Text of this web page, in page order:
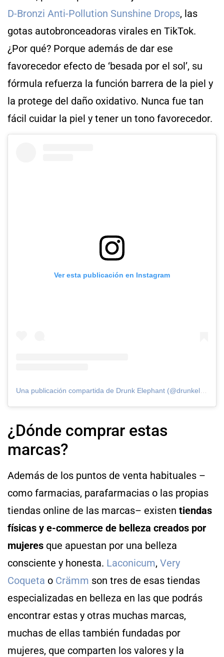
D-Bronzi Anti-Pollution Sunshine Drops, las
gotas autobronceadoras virales en TikTok.
¿Por qué? Porque además de dar ese
favorecedor efecto de ‘besada por el sol’, su
fórmula refuerza la función barrera de la piel y
la protege del daño oxidativo. Nunca fue tan
fácil cuidar la piel y tener un tono favorecedor.
Ver esta publicación en Instagram
¿Dónde comprar estas
marcas?
Además de los puntos de venta habituales –
como farmacias, parafarmacias o las propias
tiendas online de las marcas– existen tiendas
físicas y e-commerce de belleza creados por
mujeres que apuestan por una belleza
consciente y honesta. Laconicum, Very
Coqueta o Crämm son tres de esas tiendas
especializadas en belleza en las que podrás
encontrar estas y otras muchas marcas,
muchas de ellas también fundadas por
mujeres, que comparten los valores y la